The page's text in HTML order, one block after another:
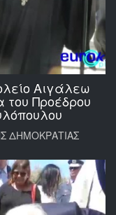
Αιγάλεω
Προέδρου
ΔΗΜΟΚΡΑΤΙΑΣ